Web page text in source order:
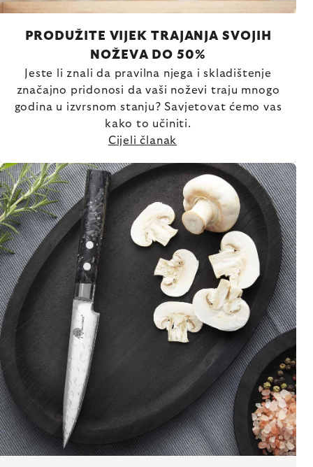
PRODUŽITE VIJEK TRAJANJA SVOJIH
NOŽEVA DO 50%
Jeste li znali da pravilna njega i skladištenje
značajno pridonosi da vaši noževi traju mnogo
godina u izvrsnom stanju? Savjetovat ćemo vas
kako to učiniti.
Cijeli članak